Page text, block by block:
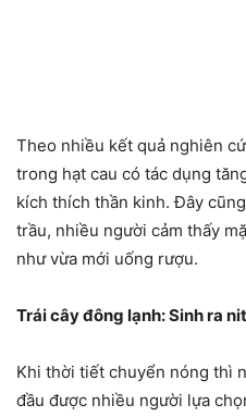
Theo nhiều kết quả nghiên
trong hạt cau có tác dụng
kích thích thần kinh. Đây
trầu, nhiều người cảm thấy
như vừa mới uống rượu.
Trái cây đông lạnh: Sinh ra
Khi thời tiết chuyển nóng thì
đầu được nhiều người lựa